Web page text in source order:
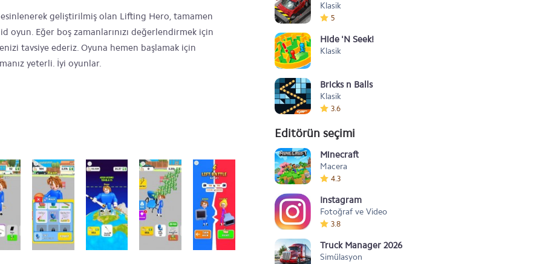
geliştirilmiş olan Lifting Hero, tamamen
Eğer boş zamanlarınızı değerlendirmek için
tavsiye ederiz. Oyuna hemen başlamak için
yeterli. İyi oyunlar.
Klasik
5
Hide 'N Seek!
Klasik
Bricks n Balls
Klasik
3.6
Editörün seçimi
Minecraft
Macera
4.3
Instagram
Fotoğraf ve Video
3.8
Truck Manager 2026
Simülasyon